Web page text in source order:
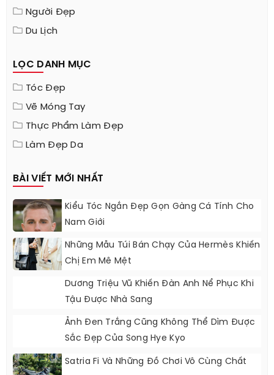
Người Đẹp
Du Lịch
LỌC DANH MỤC
Tóc Đẹp
Vẽ Móng Tay
Thực Phẩm Làm Đẹp
Làm Đẹp Da
BÀI VIẾT MỚI NHẤT
Kiểu Tóc Ngắn Đẹp Gọn Gàng Cá Tính Cho
Nam Giới
Những Mẫu Túi Bán Chạy Của Hermès Khiến
Chị Em Mê Mệt
Dương Triệu Vũ Khiến Đàn Anh Nể Phục Khi
Tậu Được Nhà Sang
Ảnh Đen Trắng Cũng Không Thể Dìm Được
Sắc Đẹp Của Song Hye Kyo
Satria Fi Và Những Đồ Chơi Vô Cùng Chất